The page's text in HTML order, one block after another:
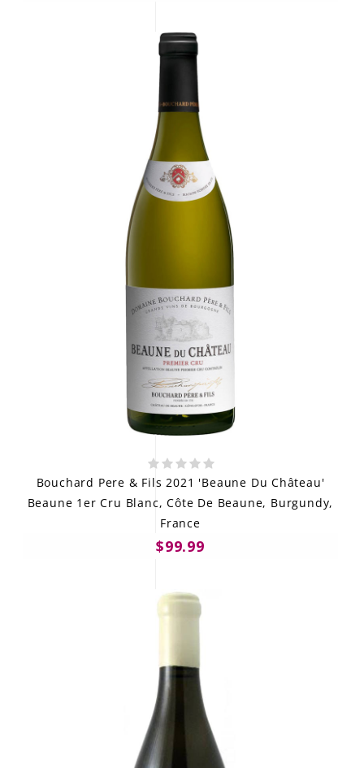
Bouchard Pere & Fils 2021 'Beaune Du Château'
Beaune 1er Cru Blanc, Côte De Beaune, Burgundy,
France
$99.99